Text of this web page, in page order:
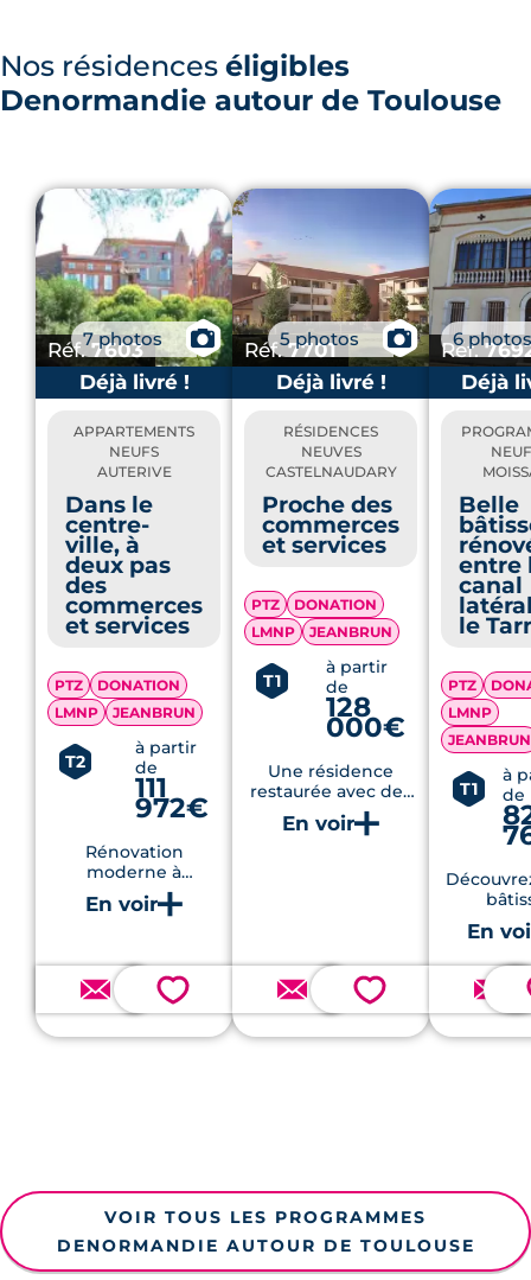
Nos résidences éligibles
Denormandie autour de Toulouse
Réf.7603
7 photos
📷
Déjà livré !
APPARTEMENTS
NEUFS
AUTERIVE
Dans le
centre-
ville, à
deux pas
des
commerces
et services
PTZ
DONATION
LMNP
JEANBRUN
T2
à partir
de
111
972€
Rénovation
moderne à
Auterive, offrant des
appartements
immédiate des
commodités et des
écoles.
💗
Réf.7701
5 photos
📷
Déjà livré !
RÉSIDENCES
NEUVES
CASTELNAUDARY
Proche des
commerces
et services
PTZ
DONATION
LMNP
JEANBRUN
T1
à partir
de
128
000€
Une résidence
restaurée avec des
appartements
modernes, à
💗
Réf.
6 photos
Déjà
Belle
entre
canal
le
PTZ
LMNP
JEANBRUN
T1
à
de
VOIR TOUS LES PROGRAMMES
DENORMANDIE AUTOUR DE TOULOUSE